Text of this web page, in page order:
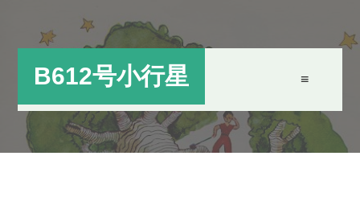
B612号小行星